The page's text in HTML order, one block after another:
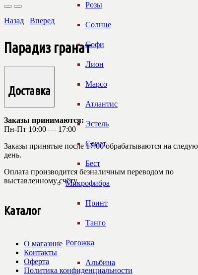
Розы
Солнце
Софи
Лион
Марсо
Атлантис
Эстель
Сонет
Бест
Микрофибра
Принт
Танго
Рогожка
Альбина
Назад Вперед
Парадиз гранат
Доставка
Заказы принимаются:
Пн-Пт 10:00 — 17:00
Заказы принятые после 17:00 обрабатываются на
день.
Оплата производится безналичным переводом по
выставленному счёту.
Каталог
О магазине
Контакты
Оферта
Политика конфиденциальности